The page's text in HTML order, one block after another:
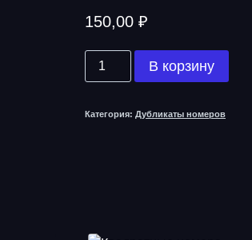
150,00 ₽
Количество
товара
В корзину
Категория: Дубликаты номеров